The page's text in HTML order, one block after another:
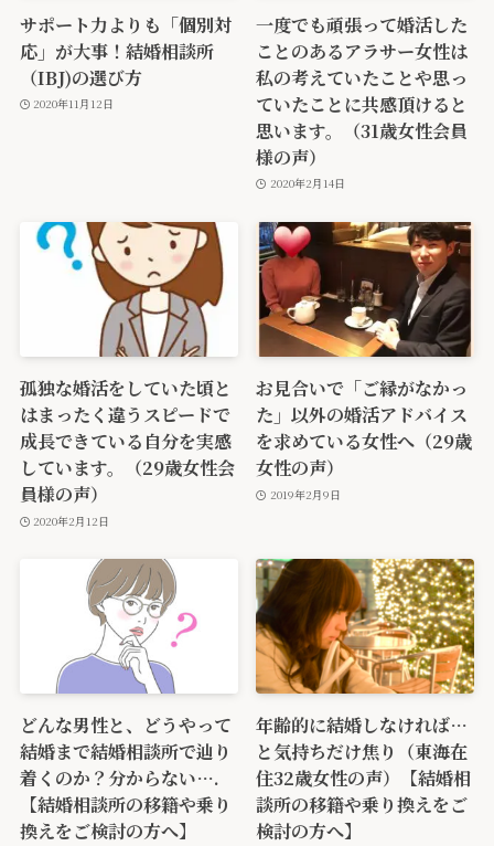
サポート力よりも「個別対
応」が大事！結婚相談所
（IBJ)の選び方
2020年11月12日
一度でも頑張って婚活した
ことのあるアラサー女性は
私の考えていたことや思っ
ていたことに共感頂けると
思います。（31歳女性会員
様の声）
2020年2月14日
孤独な婚活をしていた頃と
はまったく違うスピードで
成長できている自分を実感
しています。（29歳女性会
員様の声）
2020年2月12日
お見合いで「ご縁がなかっ
た」以外の婚活アドバイス
を求めている女性へ（29歳
女性の声）
2019年2月9日
どんな男性と、どうやって
結婚まで結婚相談所で辿り
着くのか？分からない….
【結婚相談所の移籍や乗り
換えをご検討の方へ】
年齢的に結婚しなければ…
と気持ちだけ焦り（東海在
住32歳女性の声）【結婚相
談所の移籍や乗り換えをご
検討の方へ】